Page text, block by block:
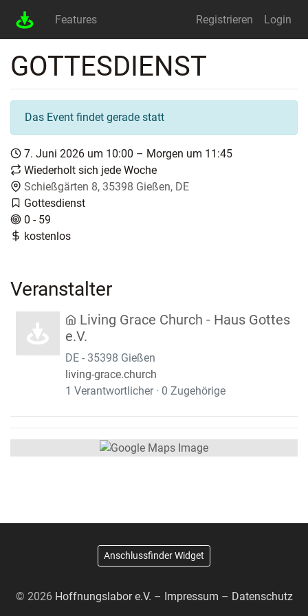
Features Registrieren Login
GOTTESDIENST
Das Event findet gerade statt
7. Juni 2026 um 10:00 – Morgen um 11:45
Wiederholt sich jede Woche
Schießgärten 8, 35398 Gießen, DE
Gottesdienst
0 - 59
kostenlos
Veranstalter
Living Grace Church - Haus Gottes
e.V.
DE - 35398 Gießen
living-grace.church
1 Verantwortlicher · 0 Zugehörige
Anschlussfinder Widget
© 2026 Hoffnungslabor e.V. – Impressum – Datenschutz